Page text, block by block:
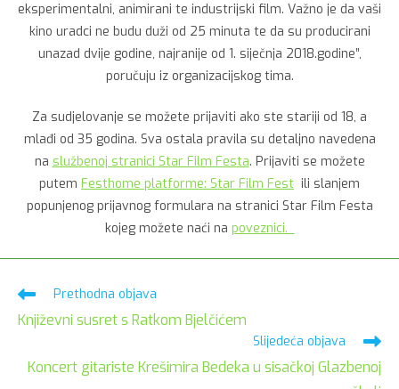
eksperimentalni, animirani te industrijski film. Važno je da vaši
kino uradci ne budu duži od 25 minuta te da su producirani
unazad dvije godine, najranije od 1. siječnja 2018.godine”,
poručuju iz organizacijskog tima.
Za sudjelovanje se možete prijaviti ako ste stariji od 18, a
mlađi od 35 godina. Sva ostala pravila su detaljno navedena
na službenoj stranici Star Film Festa. Prijaviti se možete
putem Festhome platforme: Star Film Fest ili slanjem
popunjenog prijavnog formulara na stranici Star Film Festa
kojeg možete naći na poveznici.
Pročitaj
članaka
Prethodna objava
Književni susret s Ratkom Bjelčićem
Slijedeća objava
Koncert gitariste Krešimira Bedeka u sisačkoj Glazbenoj